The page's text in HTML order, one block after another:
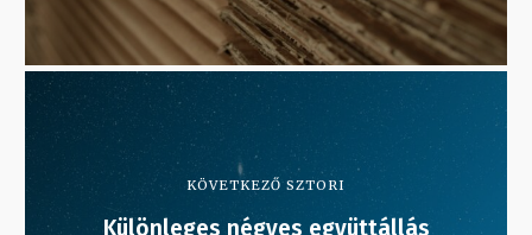
KÖVETKEZŐ SZTORI
Különleges négyes együttállás